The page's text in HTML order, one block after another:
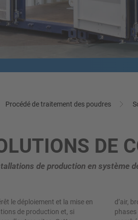
MULTI-
PROCESSUS
parfaite pour des concepts de
flexibles. Profitez actuellement
En savoir plus
à quoi s’attendre plus
tard
En savoir plus
Procédé de traitement des poudres
DE
de production en système
le déploiement et la mise en
de production et, si
moins raccourcit les longues
est possible de tester un